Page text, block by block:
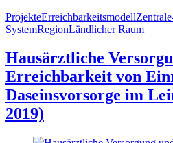
ProjekteErreichbarkeitsmodell
SystemRegionLändlicher Raum
Hausärztliche
Erreichbarkeit von
Daseinsvorsorge im
2019)